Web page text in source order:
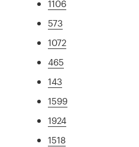
1106
573
1072
465
143
1599
1924
1518